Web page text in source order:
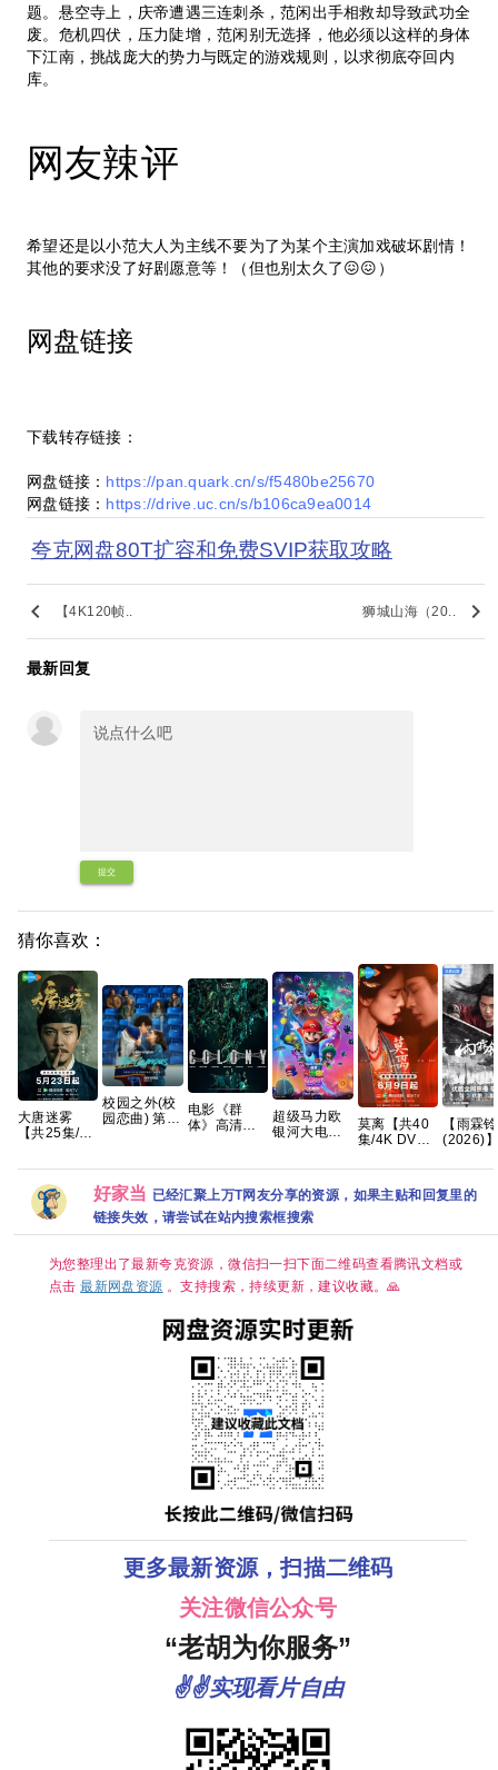
题。悬空寺上，庆帝遭遇三连刺杀，范闲出手相救却导致武功全
废。危机四伏，压力陡增，范闲别无选择，他必须以这样的身体
下江南，挑战庞大的势力与既定的游戏规则，以求彻底夺回内
库。
网友辣评
希望还是以小范大人为主线不要为了为某个主演加戏破坏剧情！
其他的要求没了好剧愿意等！（但也别太久了😖😖）
网盘链接
下载转存链接：
网盘链接： https://pan.quark.cn/s/f5480be25670
网盘链接： https://drive.uc.cn/s/b106ca9ea0014
夸克网盘80T扩容和免费SVIP获取攻略
keyboard_arrow_left 【4K120帧.. 狮城山海（20.. keyboard_arrow_right
最新回复
提交
猜你喜欢：
大唐迷雾
【共25集/4K
校园之外(校
园恋曲) 第一
电影《群
体》高清免
链接
超级马力欧
银河大电影
2026最大黑
马！全球票
房第一🏆 夸
莫离‎【共40
集/4K DV
无 三无千金
许配废物王
爷 夸克
【雨霖铃
(2026)】
更新】
【
码】【
集/1G】
侠 / 古装
好家当 已经汇聚上万T网友分享的资源，如果主贴和回复里的
链接失效，请尝试在站内搜索框搜索
为您整理出了最新夸克资源，微信扫一扫下面二维码查看腾讯文档或
点击最新网盘资源 。支持搜索，持续更新，建议收藏。🙏
更多最新资源，扫描二维码
关注微信公众号
“老胡为你服务”
✌✌实现看片自由